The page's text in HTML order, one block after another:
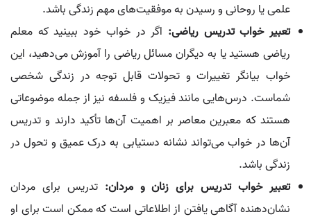
علمی یا روحانی و رسیدن به موفقیت‌های مهم زندگی باشد.
تعبیر خواب تدریس ریاضی: اگر در خواب خود ببینید که معلم
ریاضی هستید یا به دیگران مسائل ریاضی را آموزش می‌دهید، این
خواب بیانگر تغییرات و تحولات قابل توجه در زندگی شخصی
شماست. درس‌هایی مانند فیزیک و فلسفه نیز از جمله موضوعاتی
هستند که معبرین معاصر بر اهمیت آن‌ها تأکید دارند و تدریس
آن‌ها در خواب می‌تواند نشانه دستیابی به درک عمیق و تحول در
زندگی باشد.
تعبیر خواب تدریس برای زنان و مردان: تدریس برای مردان
نشان‌دهنده آگاهی یافتن از اطلاعاتی است که ممکن است برای او